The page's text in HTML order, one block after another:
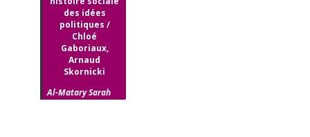
des idées
politiques /
Chloé
Gaboriaux,
Arnaud
Skornicki
Al-Matary Sarah